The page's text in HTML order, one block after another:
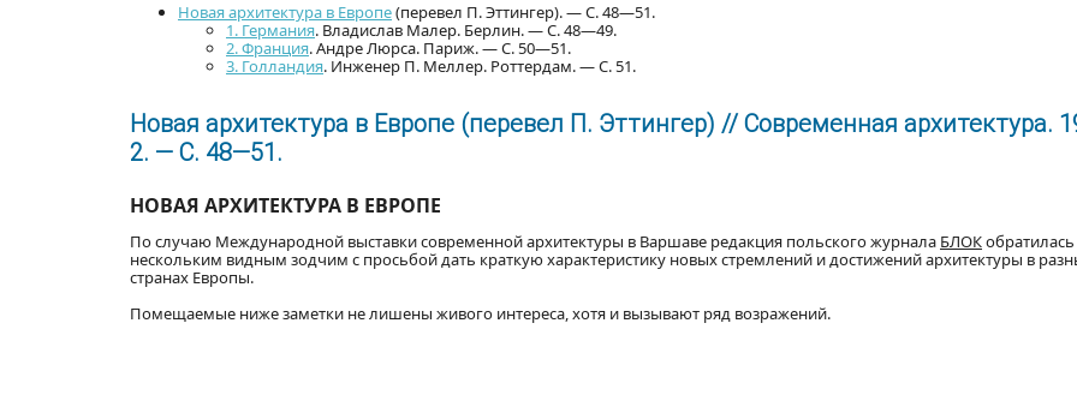
Новая архитектура в Европе(перевел П. Эттингер). — С. 48—51.
1. Германия. Владислав Малер. Берлин. — С. 48—49.
2. Франция. Андре Люрса. Париж. — С. 50—51.
3. Голландия. Инженер П. Меллер. Роттердам. — С. 51.
Новая архитектура в Европе (перевел П. Эттингер) // Современная архитектура.
2. — С. 48—51.
НОВАЯ АРХИТЕКТУРА В ЕВРОПЕ
По случаю Международной выставки современной архитектуры в Варшаве редакция польского журнала БЛОКобратилась
нескольким видным зодчим с просьбой дать краткую характеристику новых стремлений и достижений архитектуры в
странах Европы.
Помещаемые ниже заметки не лишены живого интереса, хотя и вызывают ряд возражений.